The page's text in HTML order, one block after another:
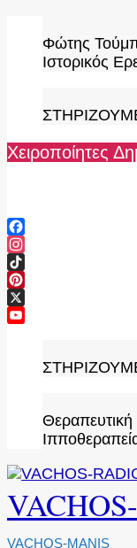
content
Φώτης
Ιστορικός
Χειροποίητες
Facebook
Instagram
TikTok
Pinterest
X
Θεραπευτική
VACHOS-MANIS